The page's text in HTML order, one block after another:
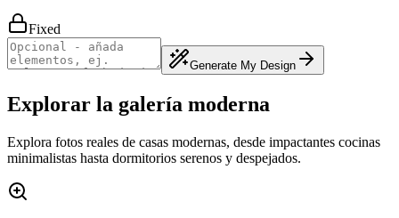
Fixed
Generate My Design
Explorar la galería moderna
Explora fotos reales de casas modernas, desde impactantes cocinas
minimalistas hasta dormitorios serenos y despejados.